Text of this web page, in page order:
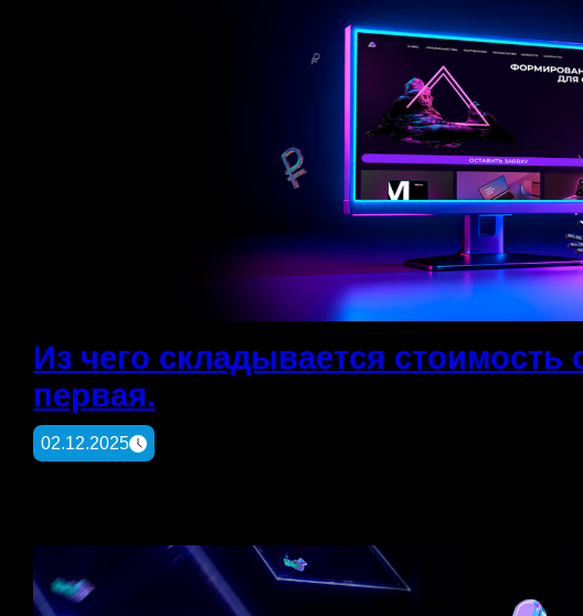
Из чего складывается стоимость
первая.
02.12.2025